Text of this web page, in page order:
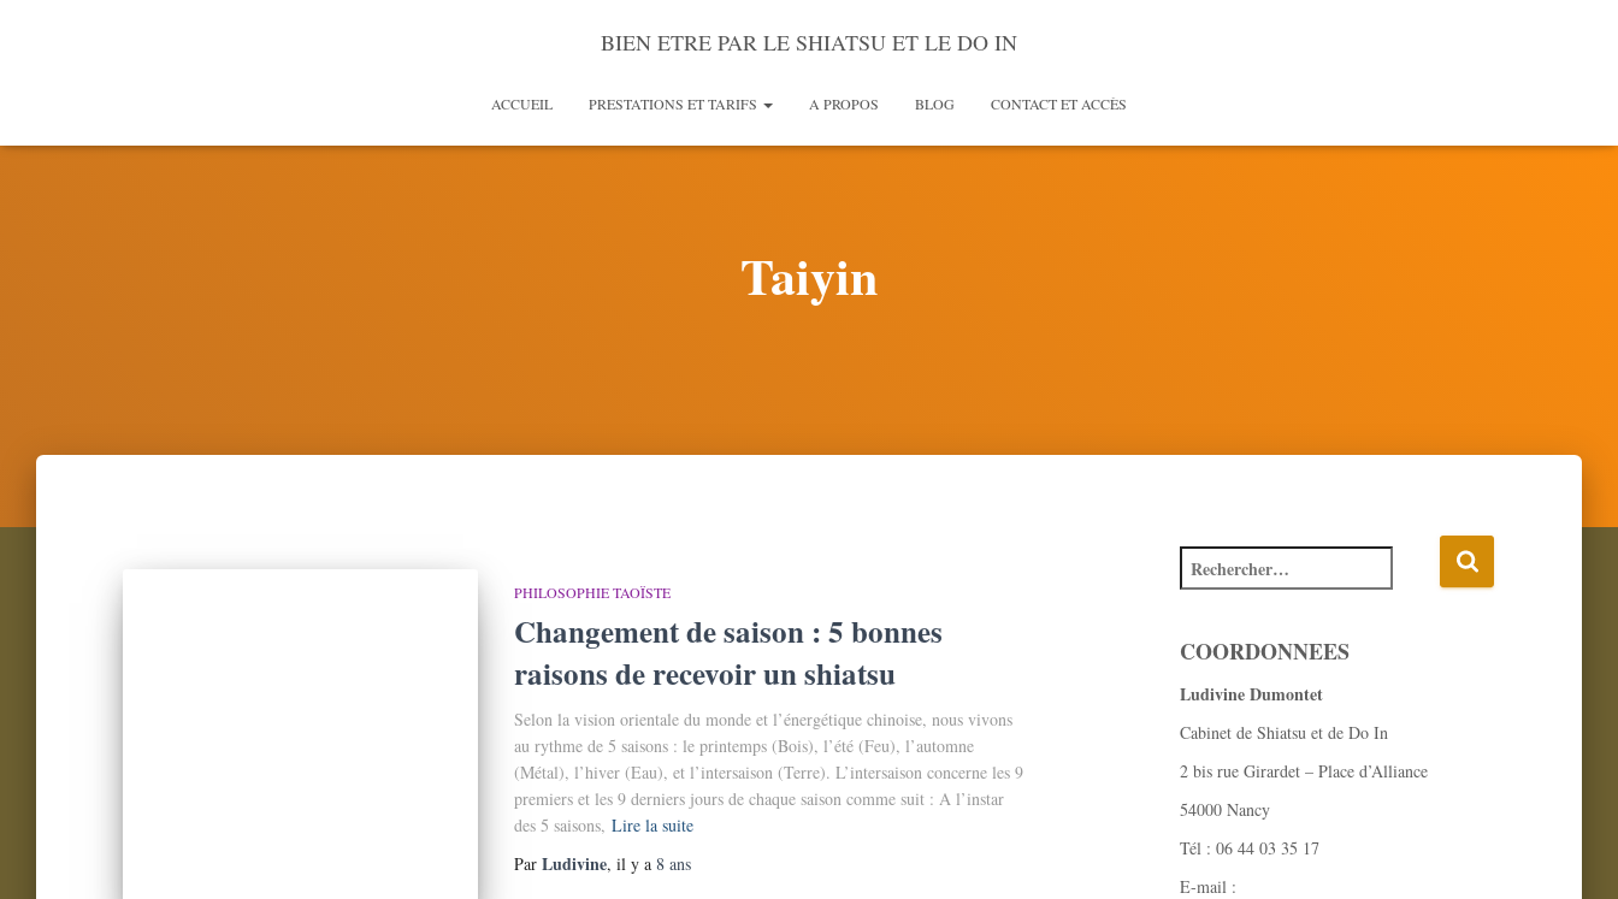
BIEN ETRE PAR LE SHIATSU ET LE DO IN
ACCUEIL PRESTATIONS ET TARIFS A PROPOS BLOG CONTACT ET ACCÈS
Taiyin
PHILOSOPHIE TAOÏSTE
Changement de saison : 5 bonnes
raisons de recevoir un shiatsu
Selon la vision orientale du monde et l’énergétique chinoise, nous vivons
au rythme de 5 saisons : le printemps (Bois), l’été (Feu), l’automne
(Métal), l’hiver (Eau), et l’intersaison (Terre). L’intersaison concerne les 9
premiers et les 9 derniers jours de chaque saison comme suit : A l’instar
des 5 saisons, Lire la suite
Par Ludivine, il y a 8 ans
COORDONNEES
Ludivine Dumontet
Cabinet de Shiatsu et de Do In
2 bis rue Girardet – Place d’Alliance
54000 Nancy
Tél : 06 44 03 35 17
E-mail :